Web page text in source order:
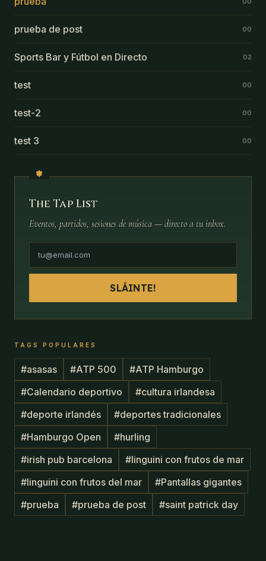
prueba de post 00
Sports Bar y Fútbol en Directo 02
test 00
test-2 00
test 3 00
The Tap List
Eventos, partidos, sesiones de música — directo a tu inbox.
SLÁINTE!
TAGS POPULARES
#asasas #ATP 500 #ATP Hamburgo
#Calendario deportivo #cultura irlandesa
#deporte irlandés #deportes tradicionales
#Hamburgo Open #hurling
#irish pub barcelona #linguini con frutos de mar
#linguini con frutos del mar #Pantallas gigantes
#prueba #prueba de post #saint patrick day